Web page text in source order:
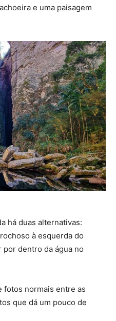
e uma paisagem
há duas alternativas:
à esquerda do
por dentro da água no
fotos normais entre as
que dá um pouco de